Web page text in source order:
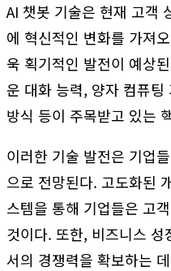
AI 챗봇 기술은 현재 고객
에 혁신적인 변화를 가져
욱 획기적인 발전이 예상
운 대화 능력, 양자 컴퓨팅
방식 등이 주목받고 있는
이러한 기술 발전은 기업
으로 전망된다. 고도화된
스템을 통해 기업들은 고
것이다. 또한, 비즈니스
서의 경쟁력을 확보하는